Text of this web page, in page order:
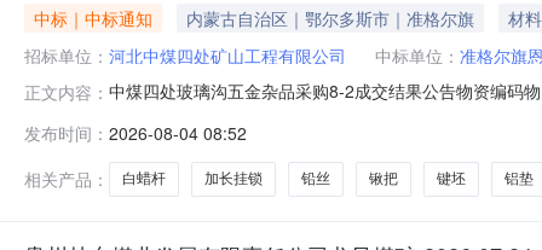
中标｜中标通知 内蒙古自治区｜鄂尔多斯市｜准格尔旗
材
招标单位： 河北中煤四处矿山工程有限公司 中标单位： 准格尔旗
正文内容： 中煤四处玻璃沟五金杂品采购8-2成交结果公告物资编码
体工商户）13蒸馏水25L10桶
发布时间： 2026-08-04 08:52
相关产品：
白蜡杆 加长挂锁 铅丝 锹把 键坯 铝垫